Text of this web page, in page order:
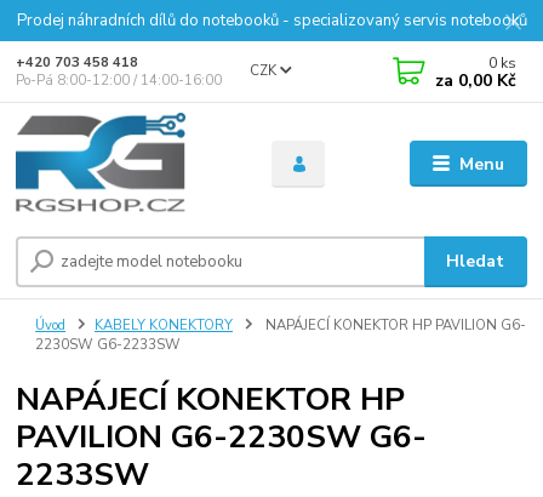
Prodej náhradních dílů do notebooků - specializovaný servis notebooků
Menu
CZK
Hledat
+420 703 458 418
Po-Pá 8:00-12:00 / 14:00-16:00
0 ks
za 0,00 Kč
Úvod KABELY KONEKTORY
NAPÁJECÍ KONEKTOR HP PAVILION G6-
2230SW G6-2233SW
NAPÁJECÍ KONEKTOR HP
PAVILION G6-2230SW G6-
2233SW